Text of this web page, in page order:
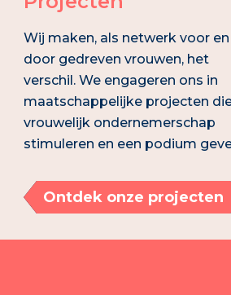
Wij maken, als netwerk voor en
door gedreven vrouwen, het
verschil. We engageren ons in
maatschappelijke projecten
vrouwelijk ondernemerschap
stimuleren en een podium
Ontdek onze projecten